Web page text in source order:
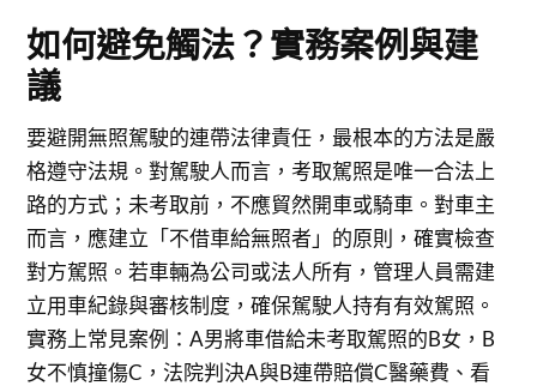
如何避免觸法？實務案例與建
議
要避開無照駕駛的連帶法律責任，最根本的方法是嚴
格遵守法規。對駕駛人而言，考取駕照是唯一合法上
路的方式；未考取前，不應貿然開車或騎車。對車主
而言，應建立「不借車給無照者」的原則，確實檢查
對方駕照。若車輛為公司或法人所有，管理人員需建
立用車紀錄與審核制度，確保駕駛人持有有效駕照。
實務上常見案例：A男將車借給未考取駕照的B女，B
女不慎撞傷C，法院判決A與B連帶賠償C醫藥費、看